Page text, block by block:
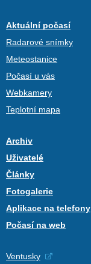
Aktuální počasí
Radarové snímky
Meteostanice
Počasí u vás
Webkamery
Teplotní mapa
Archiv
Uživatelé
Články
Fotogalerie
Aplikace na telefony
Počasí na web
Ventusky